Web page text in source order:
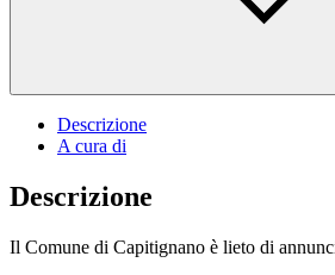
Descrizione
A cura di
Descrizione
Il Comune di Capitignano è lieto di